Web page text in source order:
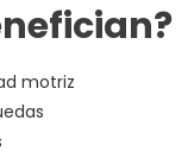
motriz